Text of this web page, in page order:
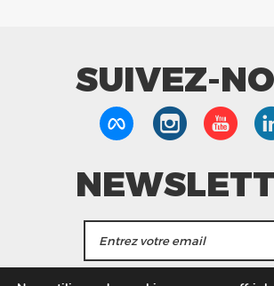
SUIVEZ-
J'accepte de recevoir les